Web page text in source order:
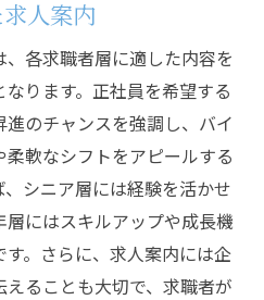
人案内
各求職者層に適した内容を
ります。正社員を希望する
のチャンスを強調し、バイ
柔軟なシフトをアピールする
シニア層には経験を活かせ
にはスキルアップや成長機
。さらに、求人案内には企
ることも大切で、求職者が